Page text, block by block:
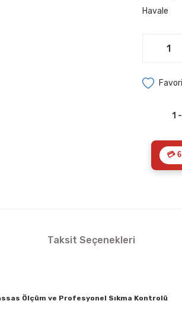
Havale
1
💳
Taksit Seçenekleri
Ölçüm ve Profesyonel Sıkma Kontrolü